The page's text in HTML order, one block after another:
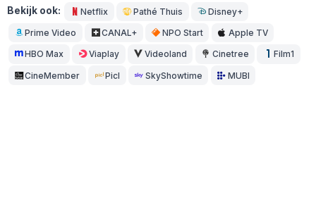
Bekijk ook: Netflix Pathé Thuis Disney+
Prime Video CANAL+ NPO Start Apple TV
HBO Max Viaplay Videoland Cinetree Film1
CineMember Picl SkyShowtime MUBI